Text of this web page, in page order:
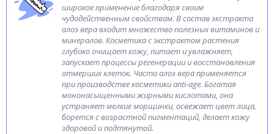
широкое применение благодаря своим
чудодейственным свойствам. В состав экстракта
алоэ вера входит множество полезных витаминов и
минералов. Косметика с экстрактом растения
глубоко очищает кожу, питает и увлажняет,
запускает процессы регенерации и восстановления
отмерших клеток. Часто алоэ вера применяется
при производстве косметики anti-age. Богатая
мононасыщенными жирными кислотами, она
устраняет мелкие морщинки, освежает цвет лица,
борется с возрастной пигментаций, делает кожу
здоровой и подтянутой.